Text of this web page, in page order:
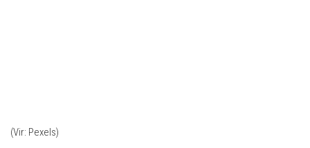
(Vir: Pexels)